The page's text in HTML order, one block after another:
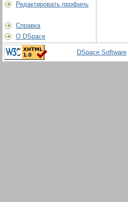
Редактировать профиль
Справка
О DSpace
DSpace Software